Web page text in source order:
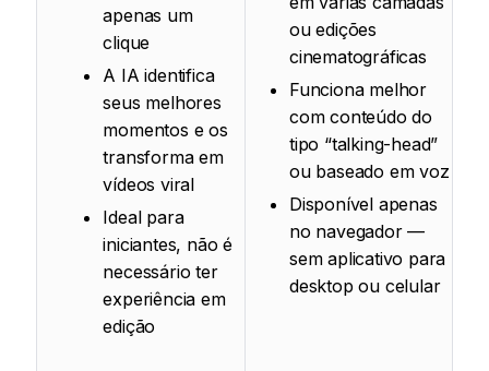
apenas um
clique
A IA identifica
seus melhores
momentos e os
transforma em
vídeos viral
Ideal para
iniciantes, não é
necessário ter
experiência em
edição
ou edições
cinematográficas
Funciona melhor
com conteúdo do
tipo “talking-head”
ou baseado em voz
Disponível apenas
no navegador —
sem aplicativo para
desktop ou celular